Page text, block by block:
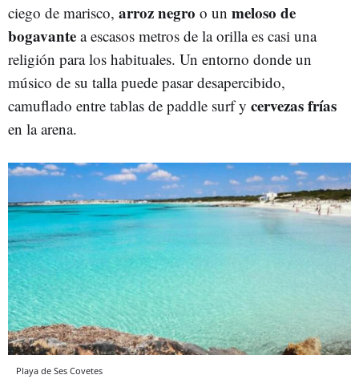
ciego de marisco, arroz negro o un meloso de
bogavante a escasos metros de la orilla es casi una
religión para los habituales. Un entorno donde un
músico de su talla puede pasar desapercibido,
camuflado entre tablas de paddle surf y cervezas frías
en la arena.
Playa de Ses Covetes